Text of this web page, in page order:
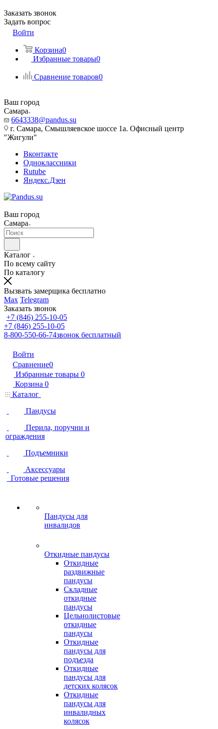
Заказать звонок
Задать вопрос
Войти
Корзина0
Избранные товары0
Сравнение товаров0
Ваш город
Самара
6643338@pandus.su
г. Самара, Смышляевское шоссе 1а. Офисный центр
"Жигули"
Вконтакте
Одноклассники
Rutube
Яндекс.Дзен
Ваш город
Самара
Каталог
По всему сайту
По каталогу
Вызвать замерщика бесплатно
Max Telegram
Заказать звонок
+7 (846) 255-10-05
+7 (846) 255-10-05
8-800-550-66-74звонок бесплатный
Войти
Сравнение0
Избранные товары 0
Корзина 0
Каталог
Пандусы
Перила, поручни и
ограждения
Подъемники
Аксессуары
Готовые решения
Пандусы для
инвалидов
Откидные пандусы
Откидные
раздвижные
пандусы
Складные
откидные
пандусы
Цельнолистовые
откидные
пандусы
Откидные
пандусы для
подъезда
Откидные
пандусы для
детских колясок
Откидные
пандусы для
инвалидных
колясок